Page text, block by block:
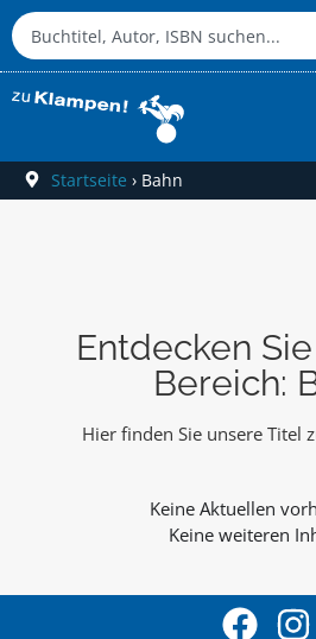
Startseite › Bahn
Entdecken
Bereich:
Hier finden Sie unsere Titel
Keine weiteren